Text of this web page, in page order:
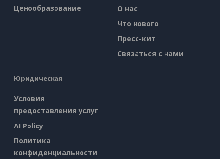
Ценообразование
О нас
Что нового
Пресс-кит
Связаться с нами
Юридическая
Условия
предоставления услуг
AI Policy
Политика
конфиденциальности